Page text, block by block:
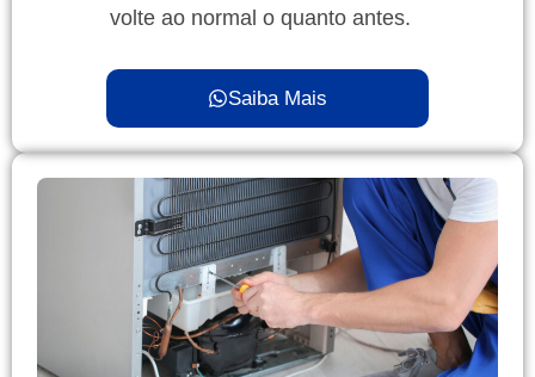
volte ao normal o quanto antes.
Saiba Mais